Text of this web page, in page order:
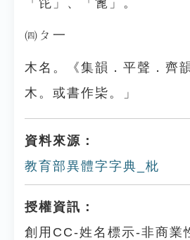
「笓」、「篦」。
㈣ㄆ一
木名。《集韻．平聲．齊
木。或書作枈。」
資料來源：
教育部異體字字典_枇
授權資訊：
創用CC-姓名標示-非商業